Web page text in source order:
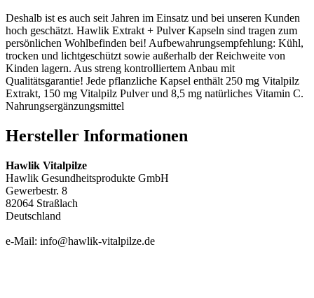
Deshalb ist es auch seit Jahren im Einsatz und bei unseren Kunden
hoch geschätzt. Hawlik Extrakt + Pulver Kapseln sind tragen zum
persönlichen Wohlbefinden bei! Aufbewahrungsempfehlung: Kühl,
trocken und lichtgeschützt sowie außerhalb der Reichweite von
Kinden lagern. Aus streng kontrolliertem Anbau mit
Qualitätsgarantie! Jede pflanzliche Kapsel enthält 250 mg Vitalpilz
Extrakt, 150 mg Vitalpilz Pulver und 8,5 mg natürliches Vitamin C.
Nahrungsergänzungsmittel
Hersteller Informationen
Hawlik Vitalpilze
Hawlik Gesundheitsprodukte GmbH
Gewerbestr. 8
82064 Straßlach
Deutschland
e-Mail: info@hawlik-vitalpilze.de